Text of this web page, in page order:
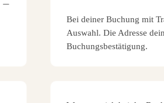
Bei deiner Buchung mit
Auswahl. Die Adresse
Buchungsbestätigung.